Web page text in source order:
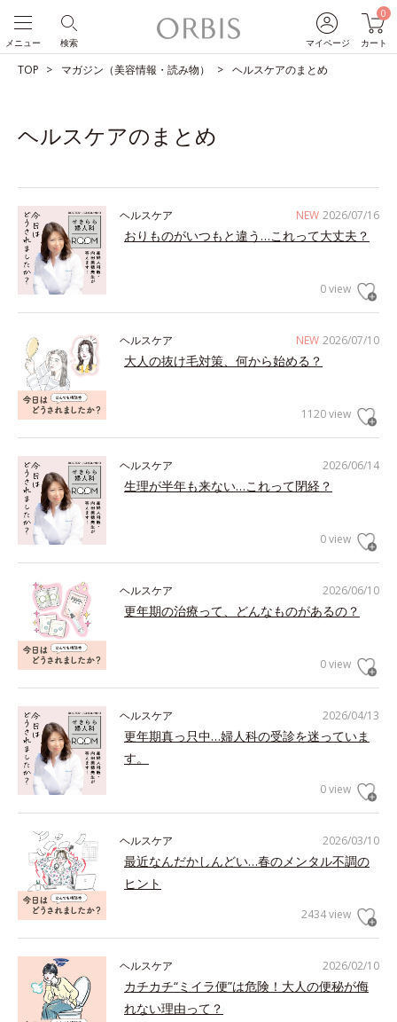
マイページ
0
カート
検索
メニュー
TOP マガジン（美容情報・読み物） ヘルスケアのまとめ
ヘルスケアのまとめ
NEW 2026/07/16
ヘルスケア
おりものがいつもと違う…これって大丈夫？
0 view
NEW 2026/07/10
ヘルスケア
大人の抜け毛対策、何から始める？
1120 view
2026/06/14
ヘルスケア
生理が半年も来ない…これって閉経？
0 view
2026/06/10
ヘルスケア
更年期の治療って、どんなものがあるの？
0 view
2026/04/13
ヘルスケア
更年期真っ只中…婦人科の受診を迷っていま
す。
0 view
2026/03/10
ヘルスケア
最近なんだかしんどい…春のメンタル不調の
ヒント
2434 view
2026/02/10
ヘルスケア
カチカチ“ミイラ便”は危険！大人の便秘が侮
れない理由って？